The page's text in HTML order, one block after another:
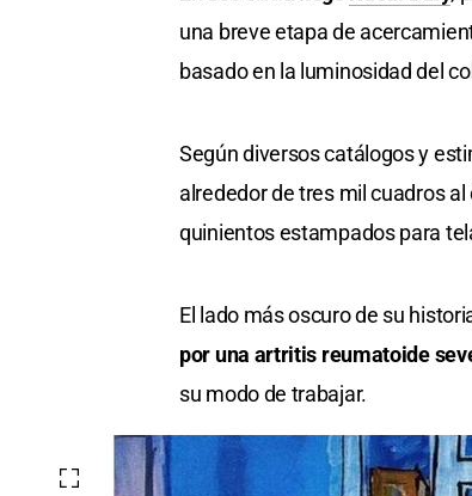
una breve etapa de
basado en la luminosidad del
Según diversos catálogos y
alrededor de tres mil cuadros
quinientos estampados para
El lado más oscuro de su
por una artritis reumatoide
su modo de trabajar.